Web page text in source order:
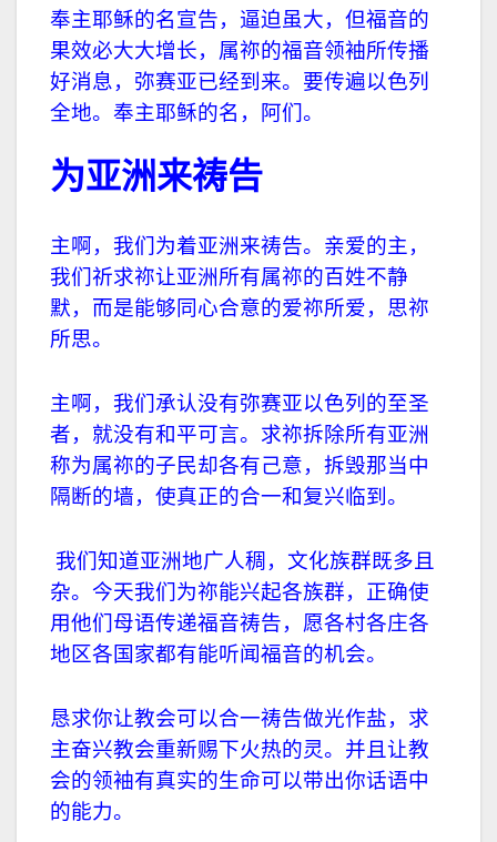
奉主耶稣的名宣告，逼迫虽大，但福音的
果效必大大增长，属祢的福音领袖所传播
好消息，弥赛亚已经到来。要传遍以色列
全地。奉主耶稣的名，阿们。
为亚洲来祷告
主啊，我们为着亚洲来祷告。亲爱的主，
我们祈求祢让亚洲所有属祢的百姓不静
默，而是能够同心合意的爱祢所爱，思祢
所思。
主啊，我们承认没有弥赛亚以色列的至圣
者，就没有和平可言。求祢拆除所有亚洲
称为属祢的子民却各有己意，拆毁那当中
隔断的墙，使真正的合一和复兴临到。
我们知道亚洲地广人稠，文化族群既多且
杂。今天我们为祢能兴起各族群，正确使
用他们母语传递福音祷告，愿各村各庄各
地区各国家都有能听闻福音的机会。
恳求你让教会可以合一祷告做光作盐，求
主奋兴教会重新赐下火热的灵。并且让教
会的领袖有真实的生命可以带出你话语中
的能力。